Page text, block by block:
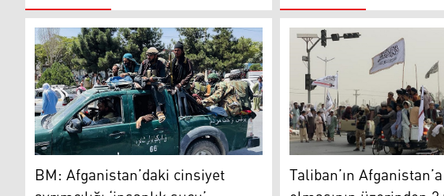
BM: Afganistan’daki cinsiyet ayrımcılığı ‘insanlık suçu’ sayılmalı
BM: Afganistan’daki cinsiyet Foto: AA
Taliban’ın